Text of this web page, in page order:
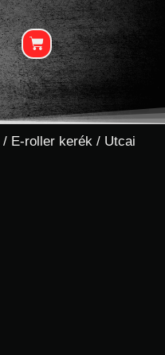
/ E-roller kerék / Utcai